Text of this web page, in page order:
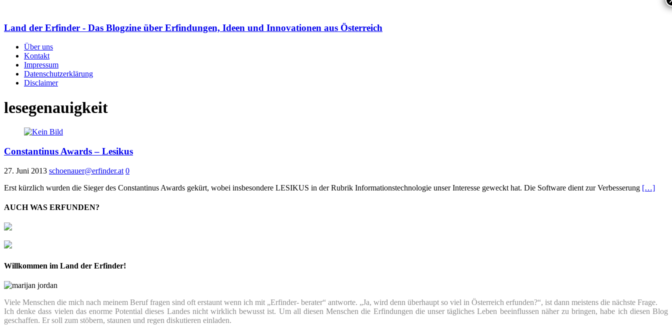
Land der Erfinder - Das Blogzine über Erfindungen, Ideen und Innovationen aus Österreich
Über uns
Kontakt
Impressum
Datenschutzerklärung
Disclaimer
lesegenauigkeit
Constantinus Awards – Lesikus
27. Juni 2013 schoenauer@erfinder.at 0
Erst kürzlich wurden die Sieger des Constantinus Awards gekürt, wobei insbesondere LESIKUS in der Rubrik Informationstechnologie unser Interesse geweckt hat. Die Software dient zur Verbesserung […]
AUCH WAS ERFUNDEN?
Willkommen im Land der Erfinder!
Viele Menschen die mich nach meinem Beruf fragen sind oft erstaunt wenn ich mit „Erfinder- berater“ antworte. „Ja, wird denn überhaupt so viel in Österreich erfunden?“, ist dann meistens die nächste Frage.
Ich denke dass vielen das enorme Potential dieses Landes nicht wirklich bewusst ist. Um all diesen Menschen die Erfindungen die unser tägliches Leben beeinflussen näher zu bringen, habe ich diesen Blog
geschaffen. Er soll zum stöbern, staunen und regen diskutieren einladen.